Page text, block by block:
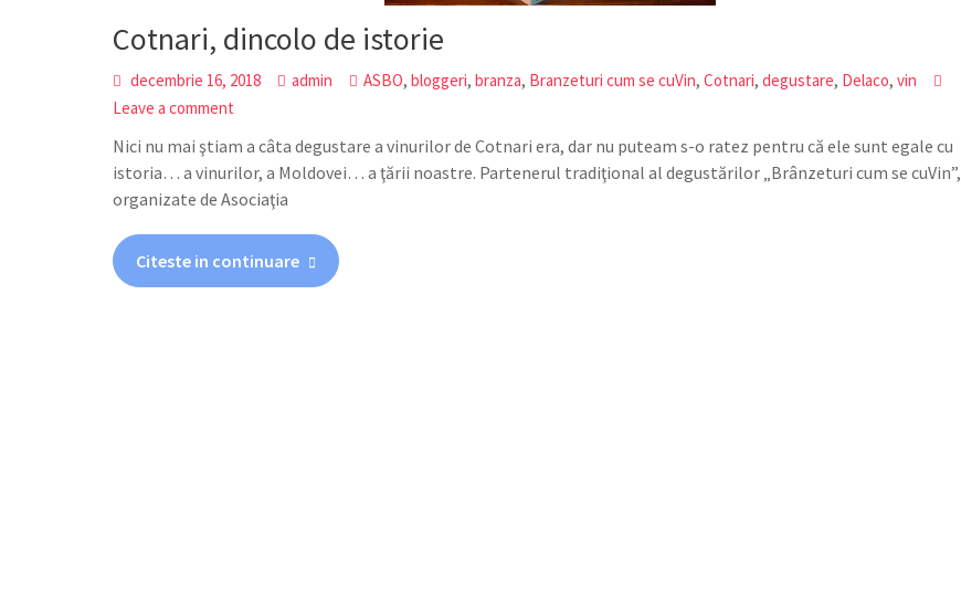
Cotnari, dincolo de istorie
decembrie 16, 2018 admin ASBO,bloggeri,branza, Branzeturi cum se cuVin,Cotnari,degustare, Delaco,vin
Leave a comment
Nici nu mai ştiam a câta degustare a vinurilor de Cotnari era, dar nu puteam s-o ratez pentru că ele sunt egale cu
istoria… a vinurilor, a Moldovei… a ţării noastre. Partenerul tradiţional al degustărilor „Brânzeturi cum se cuVin”,
organizate de Asociaţia
Citeste in continuare